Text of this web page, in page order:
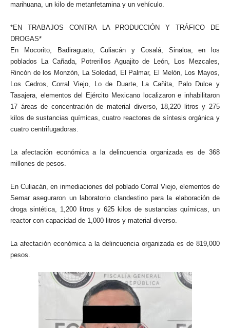
marihuana, un kilo de metanfetamina y un vehículo.
*EN TRABAJOS CONTRA LA PRODUCCIÓN Y TRÁFICO DE
DROGAS*
En Mocorito, Badiraguato, Culiacán y Cosalá, Sinaloa, en los
poblados La Cañada, Potrerillos Aguajito de León, Los Mezcales,
Rincón de los Monzón, La Soledad, El Palmar, El Melón, Los Mayos,
Los Cedros, Corral Viejo, Lo de Duarte, La Cañita, Palo Dulce y
Tasajera, elementos del Ejército Mexicano localizaron e inhabilitaron
17 áreas de concentración de material diverso, 18,220 litros y 275
kilos de sustancias químicas, cuatro reactores de síntesis orgánica y
cuatro centrifugadoras.
La afectación económica a la delincuencia organizada es de 368
millones de pesos.
En Culiacán, en inmediaciones del poblado Corral Viejo, elementos de
Semar aseguraron un laboratorio clandestino para la elaboración de
droga sintética, 1,200 litros y 625 kilos de sustancias químicas, un
reactor con capacidad de 1,000 litros y material diverso.
La afectación económica a la delincuencia organizada es de 819,000
pesos.